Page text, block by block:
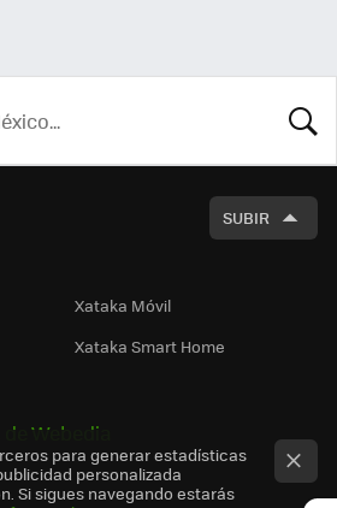
SUBIR
Xataka Móvil
Xataka Smart Home
Webedia
para generar estadísticas
personalizada
Si sigues navegando estarás